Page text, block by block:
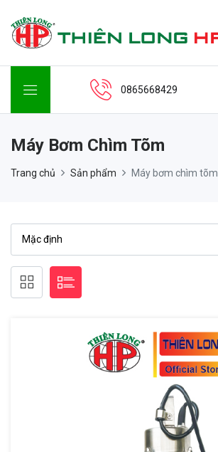
0865668429
Máy Bơm Chìm Tõm
Trang chủ Sản phẩm Máy bơm chìm tõm